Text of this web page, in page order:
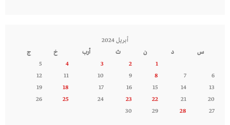
أبريل 2024
س
د ن ث أرب خ
ج
1
2
3
4
5
6
7
8
9
10
11
12
13
14
15
16
17
18
19
20
21
22
23
24
25
26
27
28
29
30